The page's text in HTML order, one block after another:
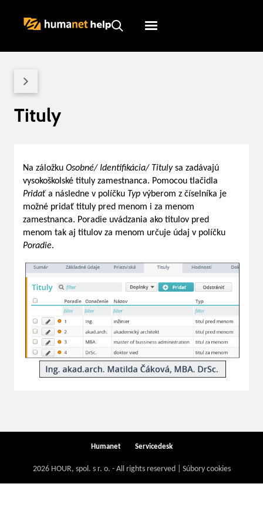
Humanet
Tituly
Na záložku Osobné/ Identifikácia/ Titulysa zadávajú
vysokoškolské tituly zamestnanca. Pomocou tlačidla
Pridať a následne v políčku Typ výberom z číselníka je
možné pridať tituly pred menom i za menom
zamestnanca. Poradie uvádzania ako titulov pred
menom tak aj titulov za menom určuje údaj v políčku
Poradie.
2026 HOUR, spol. s r. o. - All rights reserved | Súbory cookies
Humanet Servicedesk